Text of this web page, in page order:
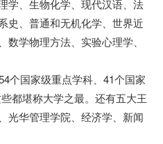
学、生物化学、现代汉语、法
史、普通和无机化学、世界近
学物理方法、实验心理学、
个国家级重点学科、41个国家
都堪称大学之最。还有五大王
光华管理学院、经济学、新闻